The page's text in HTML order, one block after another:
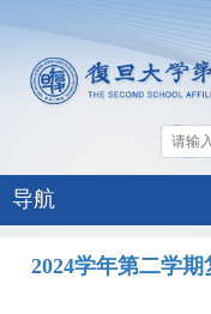
导航
2024学年第二学